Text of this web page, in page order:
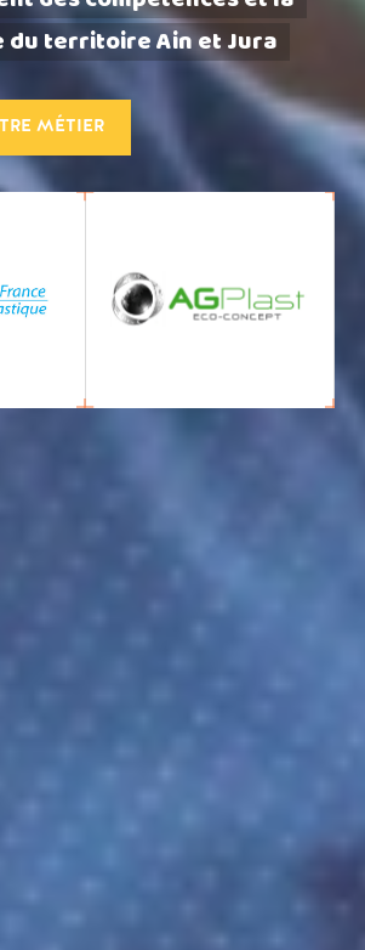
territoire Ain et Jura
MÉTIER